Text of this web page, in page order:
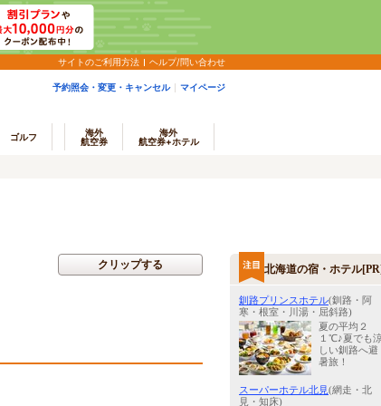
サイトのご利用方法 ヘルプ/問い合わせ
予約照会・変更・キャンセル マイページ
ゴルフ
海外
航空券
海外
航空券+ホテル
クリップする 北海道の宿・ホテル
釧路プリンスホテル(釧路・阿
寒・根室・川湯・屈斜路)
夏の平均２
１℃♪夏でも
しい釧路へ避
暑旅！
スーパーホテル北見(網走・北
見・知床)